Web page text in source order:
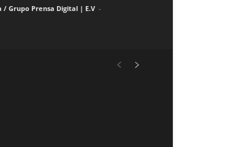
/ Grupo Prensa Digital | E.V -